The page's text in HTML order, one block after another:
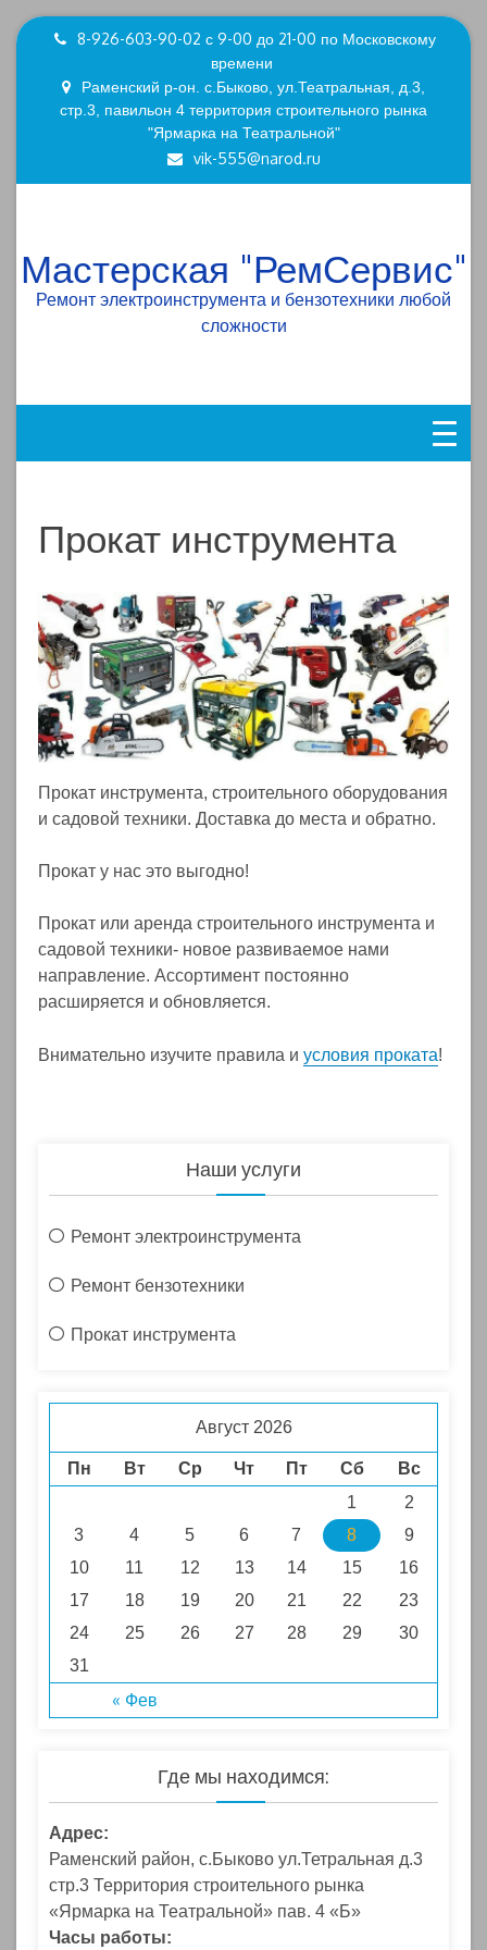
Skip
content
8-926-603-90-02 с 9-00 до 21-00 по Московскому
времени
Раменский р-он. с.Быково, ул.Театральная, д.3,
стр.3, павильон 4 территория строительного рынка
"Ярмарка на Театральной"
vik-555@narod.ru
Мастерская "РемСервис"
Ремонт электроинструмента и бензотехники любой
сложности
Прокат инструмента
Прокат инструмента, строительного оборудования
и садовой техники. Доставка до места и обратно.
Прокат у нас это выгодно!
Прокат или аренда строительного инструмента и
садовой техники- новое развиваемое нами
направление. Ассортимент постоянно
расширяется и обновляется.
Внимательно изучите правила и условия проката!
Наши услуги
Ремонт электроинструмента
Ремонт бензотехники
Прокат инструмента
Август 2026
Пн Вт Ср Чт Пт Сб Вс
« Фев
1
2
3
4 5 6 7 8
9
10
11 12 13 14 15
16
17
18 19 20 21 22
23
24
25 26 27 28 29
30
31
Где мы находимся:
Адрес:
Раменский район, с.Быково ул.Тетральная д.3
стр.3 Территория строительного рынка
«Ярмарка на Театральной» пав. 4 «Б»
Часы работы: